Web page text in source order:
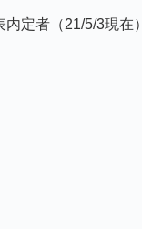
定者（21/5/3現在）